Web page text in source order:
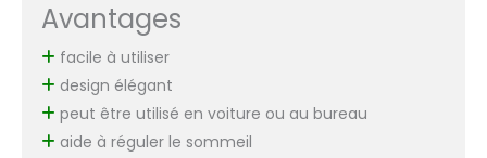
Avantages
facile à utiliser
design élégant
peut être utilisé en voiture ou au bureau
aide à réguler le sommeil